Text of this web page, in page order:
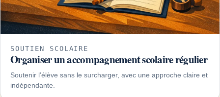
SOUTIEN SCOLAIRE
Organiser un accompagnement scolaire régulier
Soutenir l’élève sans le surcharger, avec une approche claire et
indépendante.